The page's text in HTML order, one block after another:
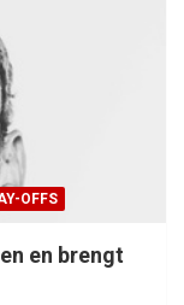
OFFS
en brengt